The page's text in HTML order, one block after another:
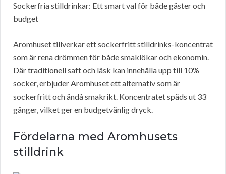
Sockerfria stilldrinkar: Ett smart val för både gäster och
budget
Aromhuset tillverkar ett sockerfritt stilldrinks-koncentrat
som är rena drömmen för både smaklökar och ekonomin.
Där traditionell saft och läsk kan innehålla upp till 10%
socker, erbjuder Aromhuset ett alternativ som är
sockerfritt och ändå smakrikt. Koncentratet späds ut 33
gånger, vilket ger en budgetvänlig dryck.
Fördelarna med Aromhusets
stilldrink